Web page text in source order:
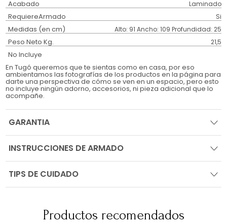
Acabado Laminado
RequiereArmado Si
Medidas (en cm) Alto: 91 Ancho: 109 Profundidad: 25
Peso Neto Kg. 21,5
No Incluye
En Tugó queremos que te sientas como en casa, por eso
ambientamos las fotografías de los productos en la página para
darte una perspectiva de cómo se ven en un espacio, pero esto
no incluye ningún adorno, accesorios, ni pieza adicional que lo
acompañe.
GARANTIA
INSTRUCCIONES DE ARMADO
TIPS DE CUIDADO
Productos recomendados